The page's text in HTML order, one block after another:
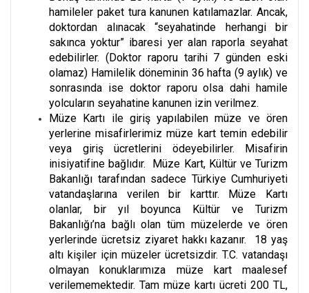
hamileler paket tura kanunen katılamazlar. Ancak,
doktordan alınacak “seyahatinde herhangi bir
sakınca yoktur” ibaresi yer alan raporla seyahat
edebilirler. (Doktor raporu tarihi 7 günden eski
olamaz) Hamilelik döneminin 36 hafta (9 aylık) ve
sonrasında ise doktor raporu olsa dahi hamile
yolcuların seyahatine kanunen izin verilmez.
Müze Kartı ile giriş yapılabilen müze ve ören
yerlerine misafirlerimiz müze kart temin edebilir
veya giriş ücretlerini ödeyebilirler. Misafirin
inisiyatifine bağlıdır. Müze Kart, Kültür ve Turizm
Bakanlığı tarafından sadece Türkiye Cumhuriyeti
vatandaşlarına verilen bir karttır. Müze Kartı
olanlar, bir yıl boyunca Kültür ve Turizm
Bakanlığı’na bağlı olan tüm müzelerde ve ören
yerlerinde ücretsiz ziyaret hakkı kazanır. 18 yaş
altı kişiler için müzeler ücretsizdir. T.C. vatandaşı
olmayan konuklarımıza müze kart maalesef
verilememektedir. Tam müze kartı ücreti 200 TL,